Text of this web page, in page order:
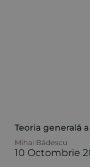
Teoria generală
Mihai Bădescu
10 Octombrie